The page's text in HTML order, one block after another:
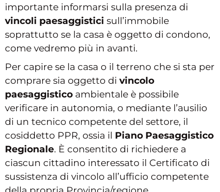
importante informarsi sulla presenza di
vincoli paesaggistici sull’immobile
soprattutto se la casa è oggetto di condono,
come vedremo più in avanti.
Per capire se la casa o il terreno che si sta per
comprare sia oggetto di vincolo
paesaggistico ambientale è possibile
verificare in autonomia, o mediante l’ausilio
di un tecnico competente del settore, il
cosiddetto PPR, ossia il Piano Paesaggistico
Regionale. È consentito di richiedere a
ciascun cittadino interessato il Certificato di
sussistenza di vincolo all’ufficio competente